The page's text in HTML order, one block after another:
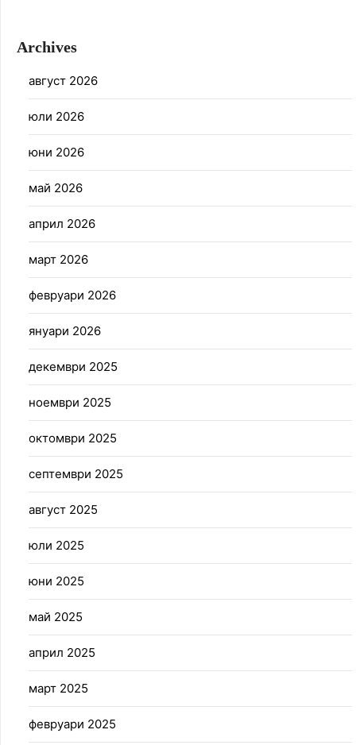
Archives
август 2026
юли 2026
юни 2026
май 2026
април 2026
март 2026
февруари 2026
януари 2026
декември 2025
ноември 2025
октомври 2025
септември 2025
август 2025
юли 2025
юни 2025
май 2025
април 2025
март 2025
февруари 2025